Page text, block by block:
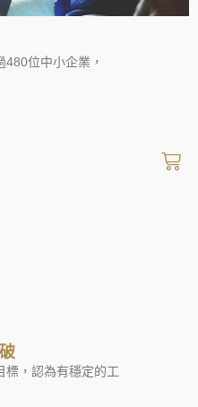
位中小企業，
標，認為有穩定的工